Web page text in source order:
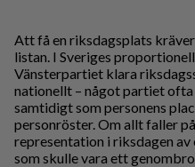
Att få en riksdagsplats
listan. I Sveriges
Vänsterpartiet klara
nationellt – något partiet
samtidigt som personens
personröster. Om allt faller
representation i riksdagen av
som skulle vara ett